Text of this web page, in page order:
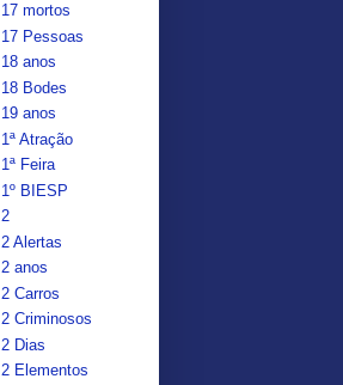
17 mortos
17 Pessoas
18 anos
18 Bodes
19 anos
1ª Atração
1ª Feira
1º BIESP
2
2 Alertas
2 anos
2 Carros
2 Criminosos
2 Dias
2 Elementos